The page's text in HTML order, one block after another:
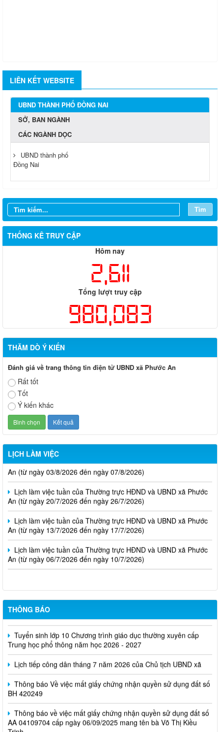
LIÊN KẾT WEBSITE
UBND THÀNH PHỐ ĐỒNG NAI
SỞ, BAN NGÀNH
CÁC NGÀNH DỌC
UBND thành phố
Đồng Nai
Tìm
THỐNG KÊ TRUY CẬP
Hôm nay
2,611
Tổng lượt truy cập
980,083
THĂM DÒ Ý KIẾN
Đánh giá về trang thông tin điện tử UBND xã Phước An
Rất tốt
Tốt
Ý kiến khác
LỊCH LÀM VIỆC
Lịch làm việc tuần của Thường trực HĐND và UBND xã Phước
An (từ ngày 03/8/2026 đến ngày 07/8/2026)
Lịch làm việc tuần của Thường trực HĐND và UBND xã Phước
An (từ ngày 20/7/2026 đến ngày 26/7/2026)
Lịch làm việc tuần của Thường trực HĐND và UBND xã Phước
An (từ ngày 13/7/2026 đến ngày 17/7/2026)
Lịch làm việc tuần của Thường trực HĐND và UBND xã Phước
An (từ ngày 06/7/2026 đến ngày 10/7/2026)
THÔNG BÁO
Lịch tiếp công dân tháng 8 năm 2026 của Chủ tịch UBND xã
Tuyển sinh lớp 10 Chương trình giáo dục thường xuyên cấp
Trung học phổ thông năm học 2026 - 2027
Lịch tiếp công dân tháng 7 năm 2026 của Chủ tịch UBND xã
Thông báo Về việc mất giấy chứng nhận quyền sử dụng đất số
BH 420249
Thông báo về việc mất giấy chứng nhận quyền sử dụng đất số
AA 04109704 cấp ngày 06/09/2025 mang tên bà Võ Thị Kiều
Trinh